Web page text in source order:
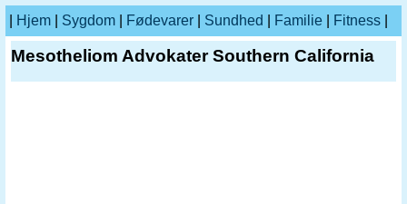
Hjem Sygdom Fødevarer Sundhed Familie Fitness
Mesotheliom Advokater Southern California